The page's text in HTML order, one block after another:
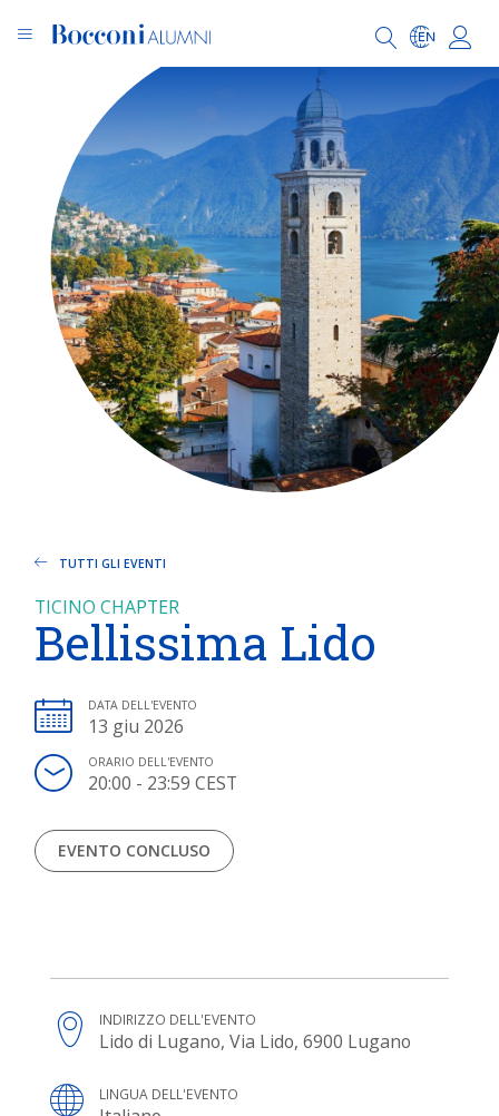
TUTTI GLI EVENTI
TICINO CHAPTER
Bellissima Lido
DATA DELL'EVENTO
13 giu 2026
ORARIO DELL'EVENTO
20:00 - 23:59 CEST
EVENTO CONCLUSO
INDIRIZZO DELL'EVENTO
Lido di Lugano, Via Lido, 6900 Lugano
LINGUA DELL'EVENTO